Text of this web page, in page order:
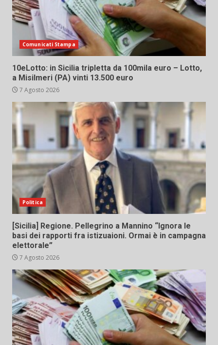
Comunicati Stampa
10eLotto: in Sicilia tripletta da 100mila euro – Lotto,
a Misilmeri (PA) vinti 13.500 euro
7 Agosto 2026
Politica
[Sicilia] Regione. Pellegrino a Mannino “Ignora le
basi dei rapporti fra istizuaioni. Ormai è in campagna
elettorale”
7 Agosto 2026